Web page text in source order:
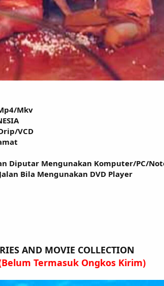
Mkv
VCD
Diputar Mengunakan Komputer/PC/
Bila Mengunakan DVD Player
AND MOVIE COLLECTION
Termasuk Ongkos Kirim)